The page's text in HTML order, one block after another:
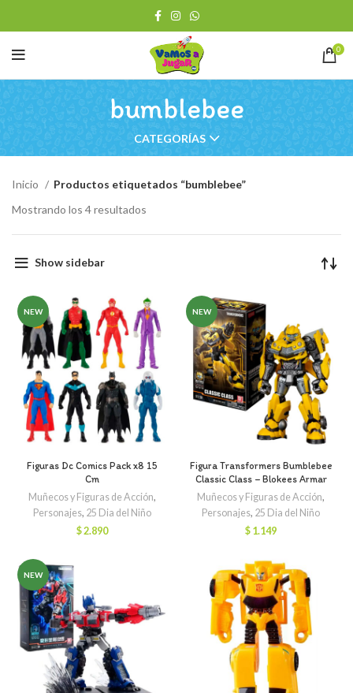
0
bumblebee
CATEGORÍAS
Inicio
Productos etiquetados “bumblebee”
Mostrando los 4 resultados
Show sidebar
NEW
Figuras Dc Comics Pack x8 15
Cm
Muñecos y Figuras de Acción,
Personajes, 25 Dia del Niño
$2.890
NEW
Figura Transformers Bumblebee
Classic Class – Blokees Armar
Muñecos y Figuras de Acción,
Personajes, 25 Dia del Niño
$ 1.149
NEW